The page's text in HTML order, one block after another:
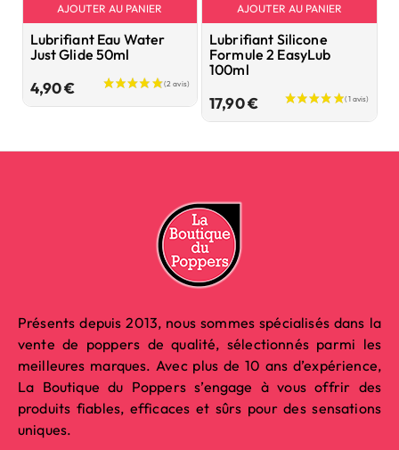
AJOUTER AU PANIER
Lubrifiant Eau Water
Just Glide 50ml
4,90 €Prix
AJOUTER AU PANIER
Lubrifiant Silicone
Formule 2 EasyLub
100ml
17,90 €Prix
Présents depuis 2013, nous sommes spécialisés dans la
vente de poppers de qualité, sélectionnés parmi les
meilleures marques. Avec plus de 10 ans d’expérience,
La Boutique du Poppers s’engage à vous offrir des
produits fiables, efficaces et sûrs pour des sensations
uniques.